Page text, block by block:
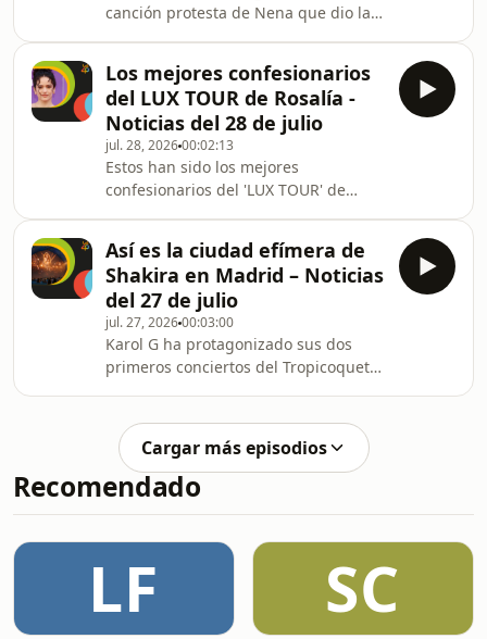
canción protesta de Nena que dio la
Los mejores confesionarios
del LUX TOUR de Rosalía -
Noticias del 28 de julio
jul. 28, 202600:02:13
Estos han sido los mejores
confesionarios del 'LUX TOUR' de
Metrika.
Así es la ciudad efímera de
Shakira en Madrid – Noticias
del 27 de julio
jul. 27, 202600:03:00
Karol G ha protagonizado sus dos
primeros conciertos del Tropicoqueta
Gyal, Lucho RK, La Pantera, Yandel y
Anuel AA. Shakira trae su propia
ciudad efímera con Las Mujeres Ya No
Lloran Tour: su residencia en
Cargar más episodios
Recomendado
LF SC